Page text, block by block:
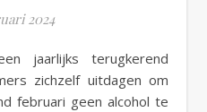
2024
zichzelf uitdagen om
februari geen alcohol te